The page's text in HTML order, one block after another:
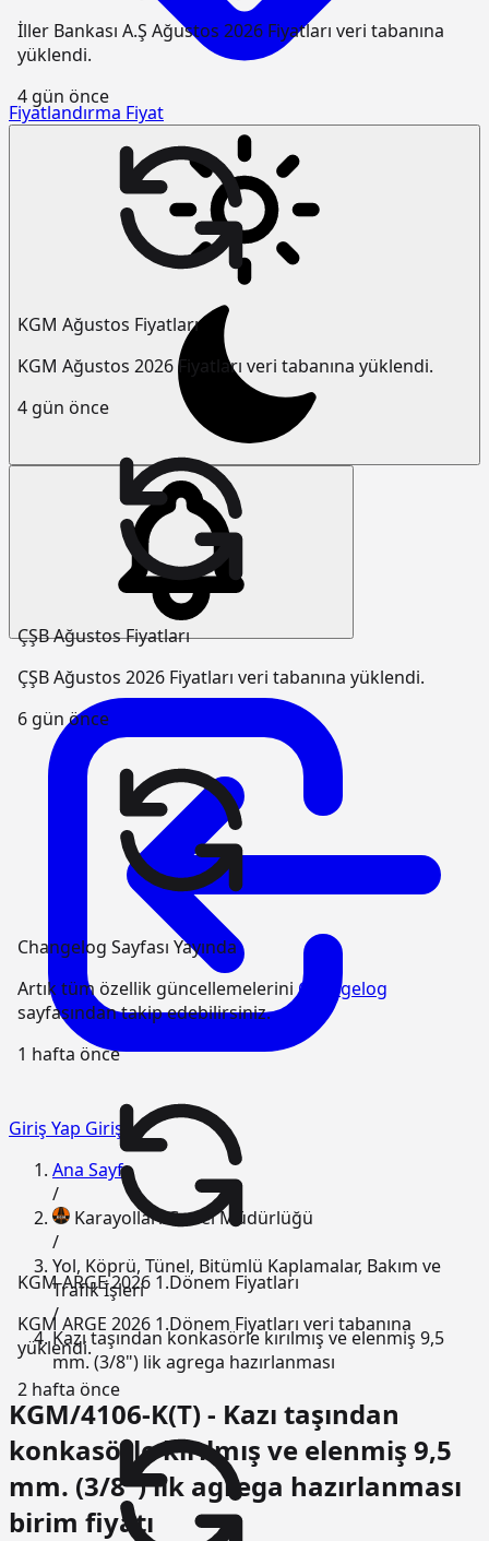
Fiyatlandırma Fiyat
İller Bankası A.Ş Ağustos 2026 Fiyatları veri tabanına
yüklendi.
4 gün önce
KGM Ağustos Fiyatları
KGM Ağustos 2026 Fiyatları veri tabanına yüklendi.
4 gün önce
ÇŞB Ağustos Fiyatları
ÇŞB Ağustos 2026 Fiyatları veri tabanına yüklendi.
6 gün önce
Changelog Sayfası Yayında
Artık tüm özellik güncellemeleriniChangelog
sayfasından takip edebilirsiniz.
1 hafta önce
KGM ARGE 2026 1.Dönem Fiyatları
KGM ARGE 2026 1.Dönem Fiyatları veri tabanına
yüklendi.
2 hafta önce
Giriş Yap Giriş
Ana Sayfa
/
Karayolları Genel Müdürlüğü
/
Yol, Köprü, Tünel, Bitümlü Kaplamalar, Bakım ve
Trafik İşleri
/
Kazı taşından konkasörle kırılmış ve elenmiş 9,5
mm. (3/8") lik agrega hazırlanması
KGM/4106-K(T) - Kazı taşından
konkasörle kırılmış ve elenmiş 9,5
mm. (3/8") lik agrega hazırlanması
birim fiyatı